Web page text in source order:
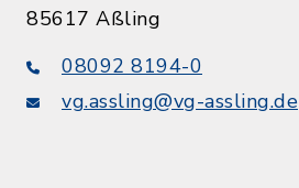
85617 Aßling
08092 8194-0
vg.assling@vg-assling.de